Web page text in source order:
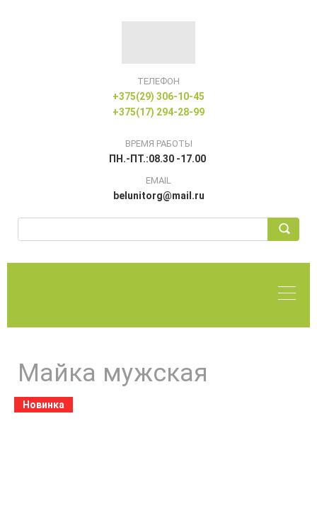
ТЕЛЕФОН
+375(29) 306-10-45
+375(17) 294-28-99
ВРЕМЯ РАБОТЫ
ПН.-ПТ.:08.30 -17.00
EMAIL
belunitorg@mail.ru
Майка мужская
Новинка